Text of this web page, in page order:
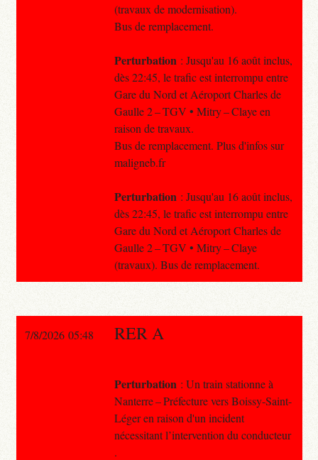
(travaux de modernisation).
Bus de remplacement.
Perturbation : Jusqu'au 16 août inclus,
dès 22:45, le trafic est interrompu entre
Gare du Nord et Aéroport Charles de
Gaulle 2 – TGV • Mitry – Claye en
raison de travaux.
Bus de remplacement. Plus d'infos sur
maligneb.fr
Perturbation : Jusqu'au 16 août inclus,
dès 22:45, le trafic est interrompu entre
Gare du Nord et Aéroport Charles de
Gaulle 2 – TGV • Mitry – Claye
(travaux). Bus de remplacement.
7/8/2026 05:48 RER A
Perturbation : Un train stationne à
Nanterre – Préfecture vers Boissy-Saint-
Léger en raison d'un incident
nécessitant l’intervention du conducteur
.